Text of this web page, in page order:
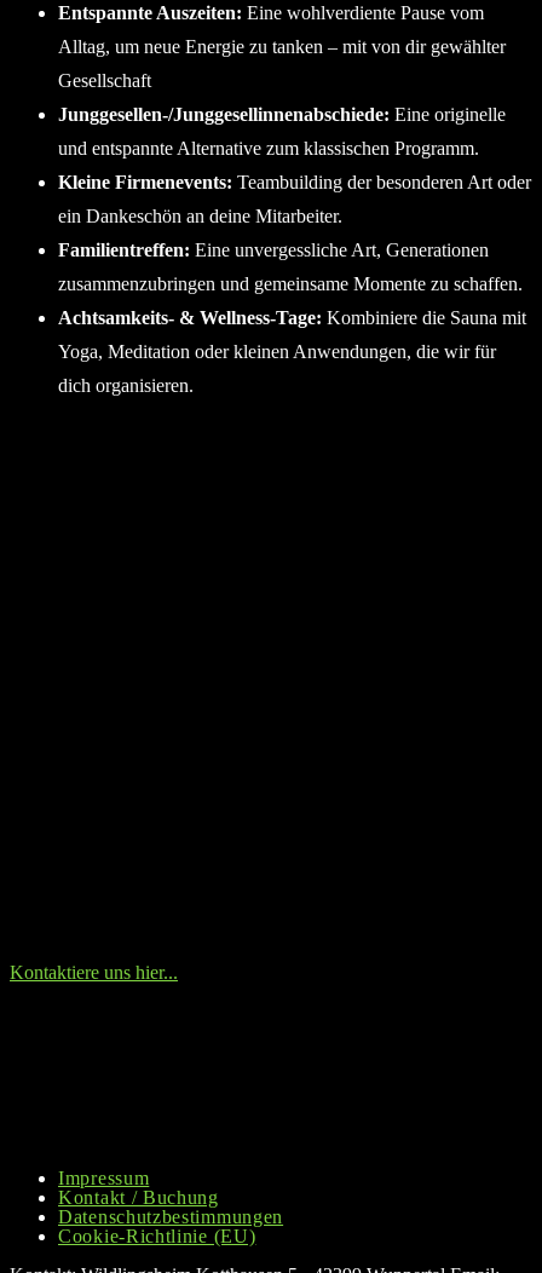
Entspannte Auszeiten: Eine wohlverdiente Pause vom
Alltag, um neue Energie zu tanken – mit von dir gewählter
Gesellschaft
Junggesellen-/Junggesellinnenabschiede: Eine originelle
und entspannte Alternative zum klassischen Programm.
Kleine Firmenevents: Teambuilding der besonderen Art oder
ein Dankeschön an deine Mitarbeiter.
Familientreffen: Eine unvergessliche Art, Generationen
zusammenzubringen und gemeinsame Momente zu schaffen.
Achtsamkeits- & Wellness-Tage: Kombiniere die Sauna mit
Yoga, Meditation oder kleinen Anwendungen, die wir für
dich organisieren.
Kontaktiere uns hier...
Impressum
Kontakt / Buchung
Datenschutzbestimmungen
Cookie-Richtlinie (EU)